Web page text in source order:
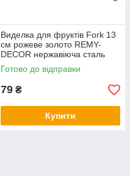
Виделка для фруктів Fork 13
см рожеве золото REMY-
DECOR нержавіюча сталь
Готово до відправки
79 ₴
Купити